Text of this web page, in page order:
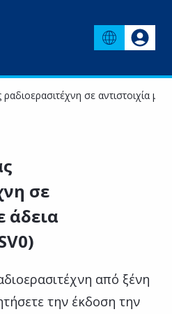
σε αντιστοιχία με
σε
άδεια
από ξένη
την έκδοση την